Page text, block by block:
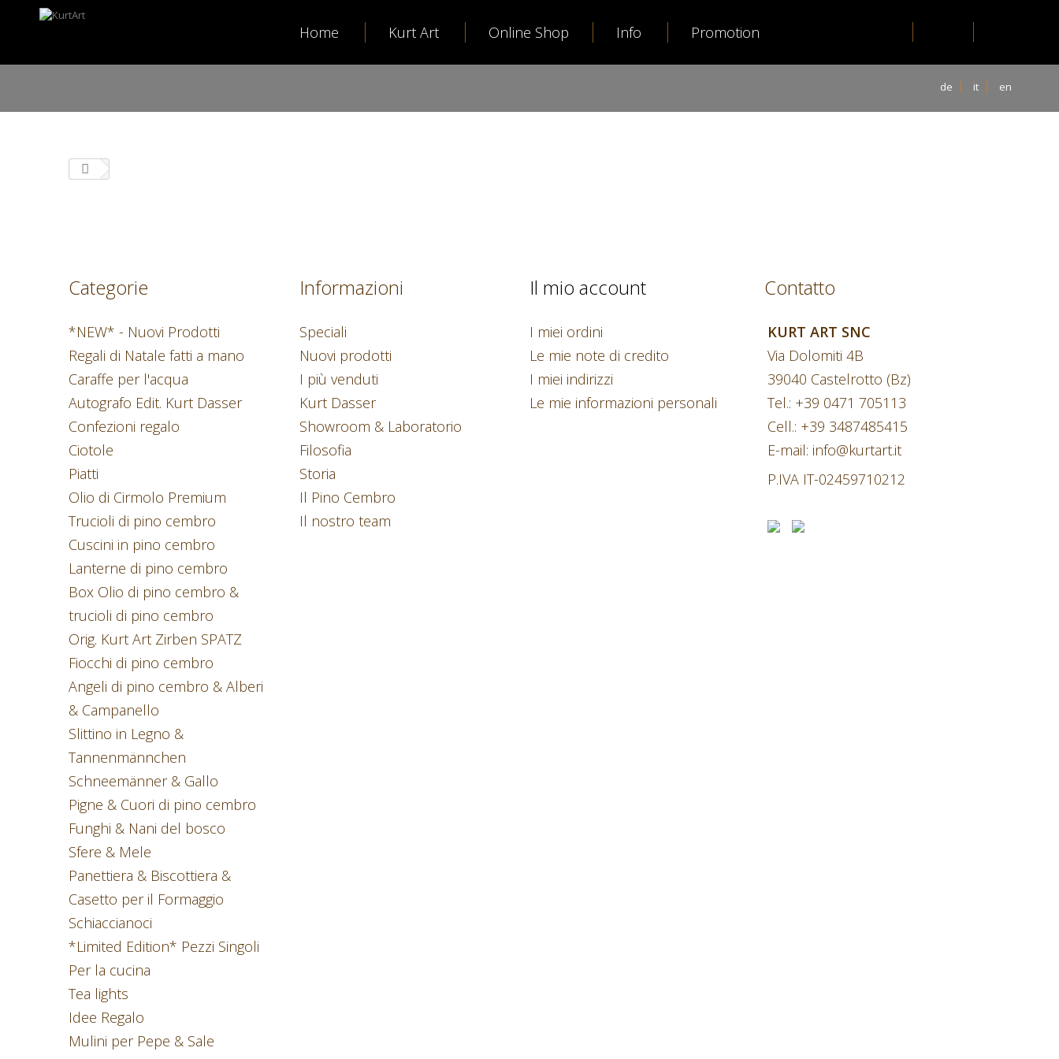
de it en
Home Kurt Art Online Shop Info Promotion
Categorie
*NEW* - Nuovi Prodotti
Regali di Natale fatti a mano
Caraffe per l'acqua
Autografo Edit. Kurt Dasser
Confezioni regalo
Ciotole
Piatti
Olio di Cirmolo Premium
Trucioli di pino cembro
Cuscini in pino cembro
Lanterne di pino cembro
Box Olio di pino cembro &
trucioli di pino cembro
Orig. Kurt Art Zirben SPATZ
Fiocchi di pino cembro
Angeli di pino cembro & Alberi
& Campanello
Slittino in Legno &
Tannenmännchen
Schneemänner & Gallo
Pigne & Cuori di pino cembro
Funghi & Nani del bosco
Sfere & Mele
Panettiera & Biscottiera &
Casetto per il Formaggio
Schiaccianoci
*Limited Edition* Pezzi Singoli
Per la cucina
Tea lights
Idee Regalo
Mulini per Pepe & Sale
Informazioni
Speciali
Nuovi prodotti
I più venduti
Kurt Dasser
Showroom & Laboratorio
Filosofia
Storia
Il Pino Cembro
Il nostro team
Il mio account
I miei ordini
Le mie note di credito
I miei indirizzi
Le mie informazioni personali
Contatto
KURT ART SNC
Via Dolomiti 4B
39040 Castelrotto (Bz)
Tel.: +39 0471 705113
Cell.: +39 3487485415
E-mail: info@kurtart.it
P.IVA IT-02459710212